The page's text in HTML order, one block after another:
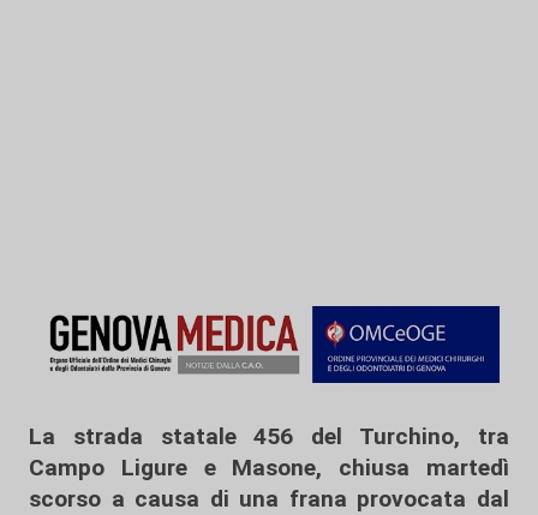
La strada statale 456 del Turchino, tra
Campo Ligure e Masone, chiusa martedì
scorso a causa di una frana provocata dal